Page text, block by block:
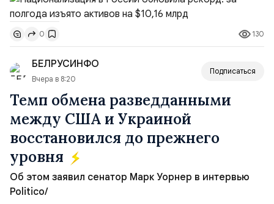
чем за аналогичный период 2025 года ($3,95 млрд).
Всего зафиксировано 15 национализационных
транзакций, которые обеспечили 42,2% денежного
объёма всего российского рынка слияний и
поглощений. Крупнейшей ...
0 130
БЕЛРУСИНФО
Вчера в 8:20
Подписаться
Темп обмена разведданными
между США и Украиной
восстановился до прежнего
уровня
Об этом заявил сенатор Марк Уорнер в интервью
Politico/